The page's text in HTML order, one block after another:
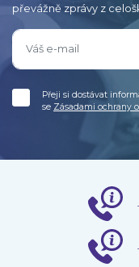
převážně zprávy z
Přeji si dostávat
se Zásadami ochrany